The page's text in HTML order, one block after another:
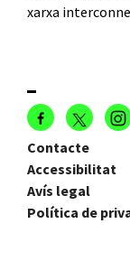
xarxa
Contacte
Accessibilitat
Avís legal
Política de